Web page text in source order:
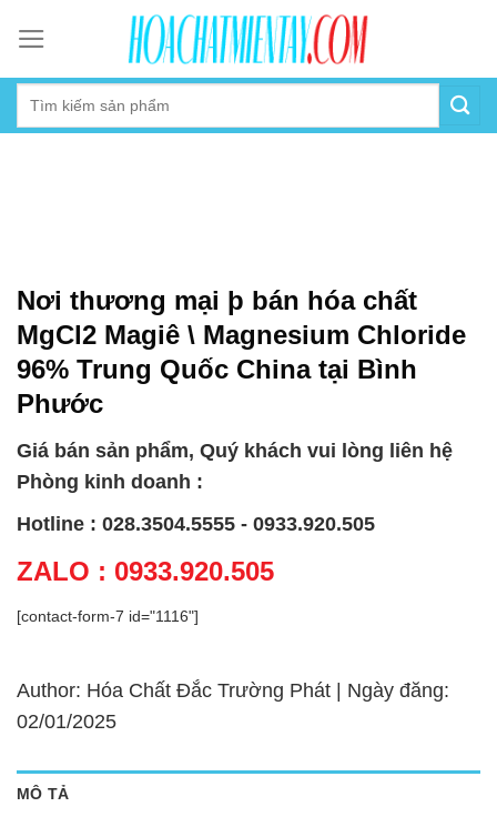
content
Nơi thương mại þ bán hóa chất
MgCl2 Magiê \ Magnesium Chloride
96% Trung Quốc China tại Bình
Phước
Giá bán sản phẩm, Quý khách vui lòng liên hệ
Phòng kinh doanh :
Hotline : 028.3504.5555 - 0933.920.505
ZALO : 0933.920.505
[contact-form-7 id="1116"]
Author: Hóa Chất Đắc Trường Phát | Ngày đăng:
02/01/2025
MÔ TẢ